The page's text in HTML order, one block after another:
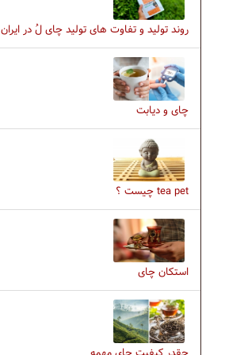
روند تولید و تفاوت های تولید چای لُ در ایران
چای و دیابت
tea pet چیست ؟
استکان چای